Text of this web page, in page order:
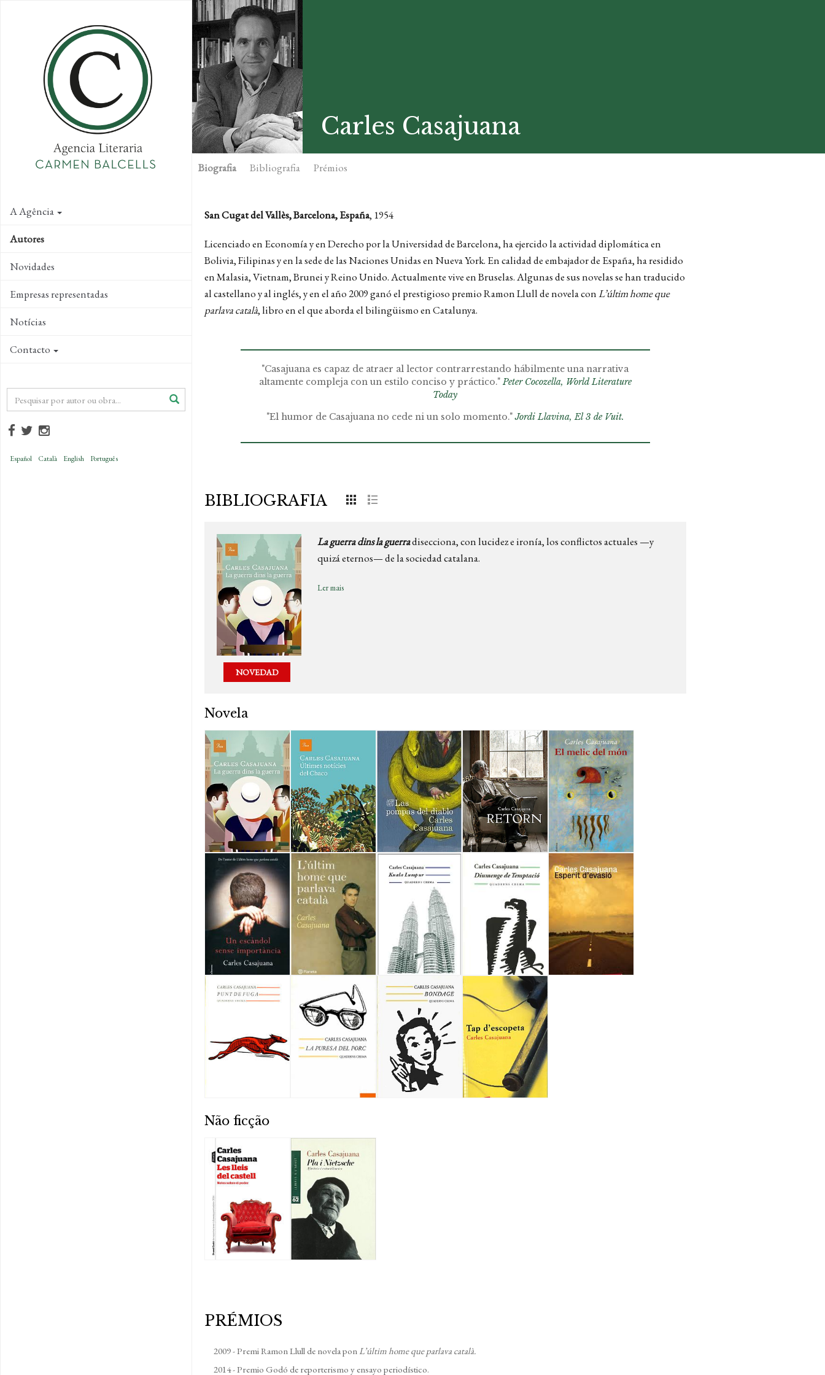
A Agência
Autores
Novidades
Empresas representadas
Notícias
Contacto
Español Català English Português
Carles Casajuana
Biografia Bibliografia Prémios
San Cugat del Vallès, Barcelona, España, 1954
Licenciado en Economía y en Derecho por la Universidad de Barcelona, ha ejercido la actividad diplomática en
Bolivia, Filipinas y en la sede de las Naciones Unidas en Nueva York. En calidad de embajador de España, ha residido
en Malasia, Vietnam, Brunei y Reino Unido. Actualmente vive en Bruselas. Algunas de sus novelas se han traducido
al castellano y al inglés, y en el año 2009 ganó el prestigioso premio Ramon Llull de novela conL’últim home que
parlava català, libro en el que aborda el bilingüismo en Catalunya.
"Casajuana es capaz de atraer al lector contrarrestando hábilmente una narrativa
altamente compleja con un estilo conciso y práctico."Peter Cocozella, World Literature
Today
"El humor de Casajuana no cede ni un solo momento."Jordi Llavina, El 3 de Vuit.
BIBLIOGRAFIA
NOVEDAD
La guerra dins la guerradisecciona, con lucidez e ironía, los conflictos actuales —y
quizá eternos— de la sociedad catalana.
Ler mais
Novela
Não ficção
PRÉMIOS
2009 - Premi Ramon Llull de novela ponL’últim home que parlava català.
2014 - Premio Godó de reporterismo y ensayo periodístico.